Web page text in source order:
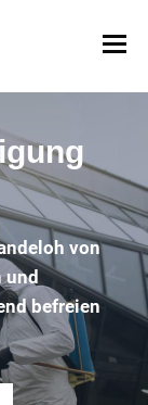
von
und
befreien